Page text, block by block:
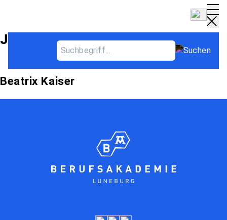
Jahrgang Archives
Beatrix Kaiser